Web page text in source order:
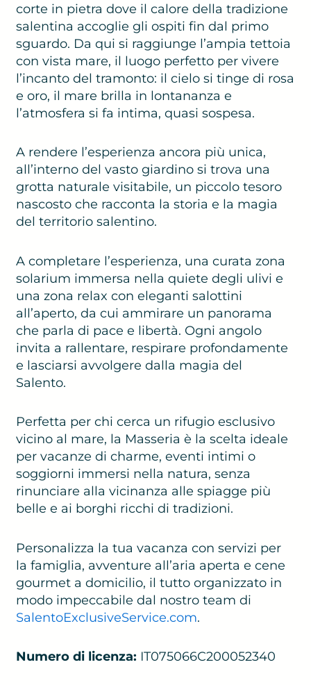
corte in pietra dove il calore della tradizione
salentina accoglie gli ospiti fin dal primo
sguardo. Da qui si raggiunge l’ampia tettoia
con vista mare, il luogo perfetto per vivere
l’incanto del tramonto: il cielo si tinge di rosa
e oro, il mare brilla in lontananza e
l’atmosfera si fa intima, quasi sospesa.
A rendere l’esperienza ancora più unica,
all’interno del vasto giardino si trova una
grotta naturale visitabile, un piccolo tesoro
nascosto che racconta la storia e la magia
del territorio salentino.
A completare l’esperienza, una curata zona
solarium immersa nella quiete degli ulivi e
una zona relax con eleganti salottini
all’aperto, da cui ammirare un panorama
che parla di pace e libertà. Ogni angolo
invita a rallentare, respirare profondamente
e lasciarsi avvolgere dalla magia del
Salento.
Perfetta per chi cerca un rifugio esclusivo
vicino al mare, la Masseria è la scelta ideale
per vacanze di charme, eventi intimi o
soggiorni immersi nella natura, senza
rinunciare alla vicinanza alle spiagge più
belle e ai borghi ricchi di tradizioni.
Personalizza la tua vacanza con servizi per
la famiglia, avventure all’aria aperta e cene
gourmet a domicilio, il tutto organizzato in
modo impeccabile dal nostro team di
SalentoExclusiveService.com.
Numero di licenza: IT075066C200052340